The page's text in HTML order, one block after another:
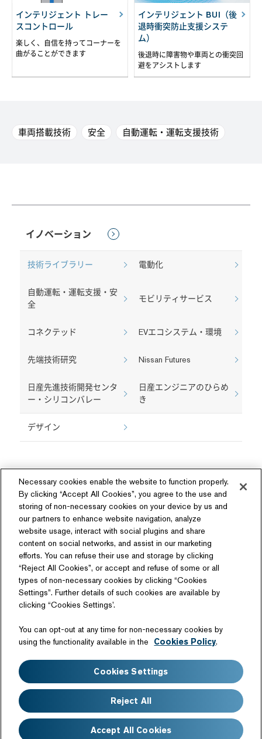
インテリジェント トレー
スコントロール
楽しく、自信を持ってコーナーを
曲がることができます
インテリジェント BUI（後
退時衝突防止支援システ
ム）
後退時に障害物や車両との衝突回
避をアシストします
車両搭載技術 安全 自動運転・運転支援技術
イノベーション
技術ライブラリー 電動化
自動運転・運転支援・安
全
モビリティサービス
コネクテッド EVエコシステム・環境
先端技術研究 Nissan Futures
日産先進技術開発センタ
ー・シリコンバレー
日産エンジニアのひらめ
き
デザイン
ソーシャルメディア
関連サイト
日産自動車硬式野球部
サイトマップ
このサイトについて
ウェブアクセシビリティ
個人情報の取扱いについて
クッキーポリシー
免責事項
よくあるご質問
Copyright©Nissan Motor Co., Ltd. All Rights Reserved
Necessary cookies enable the website to function properly.
By clicking “Accept All Cookies”, you agree to the use and
storing of non-necessary cookies on your device by us and
our partners to enhance website navigation, analyze
website usage, interact with social plugins and share
content on social networks, and assist in our marketing
efforts. You can refuse their use and storage by clicking
“Reject All Cookies”, or accept and refuse of some or all
types of non-necessary cookies by clicking “Cookies
Settings”. Further details of such cookies are available by
clicking “Cookies Settings’.
You can opt-out at any time for non-necessary cookies by
using the functionality available in the
Cookies Policy.
Cookies Settings
Reject All
Accept All Cookies